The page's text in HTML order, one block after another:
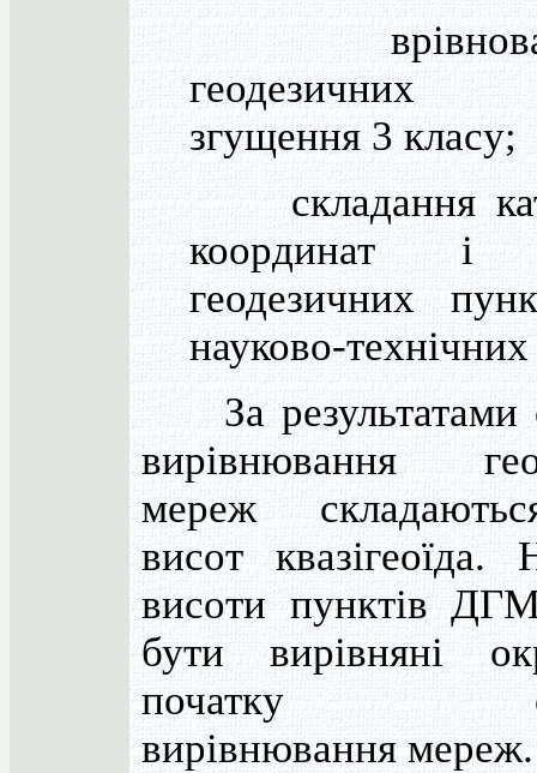
геодезичних
згущення 3 класу;
складання
координат і
геодезичних
науково-технічних
За результатами
вирівнювання
мереж
висот квазігеоїда.
висоти пунктів
бути вирівняні
початку
вирівнювання мереж.